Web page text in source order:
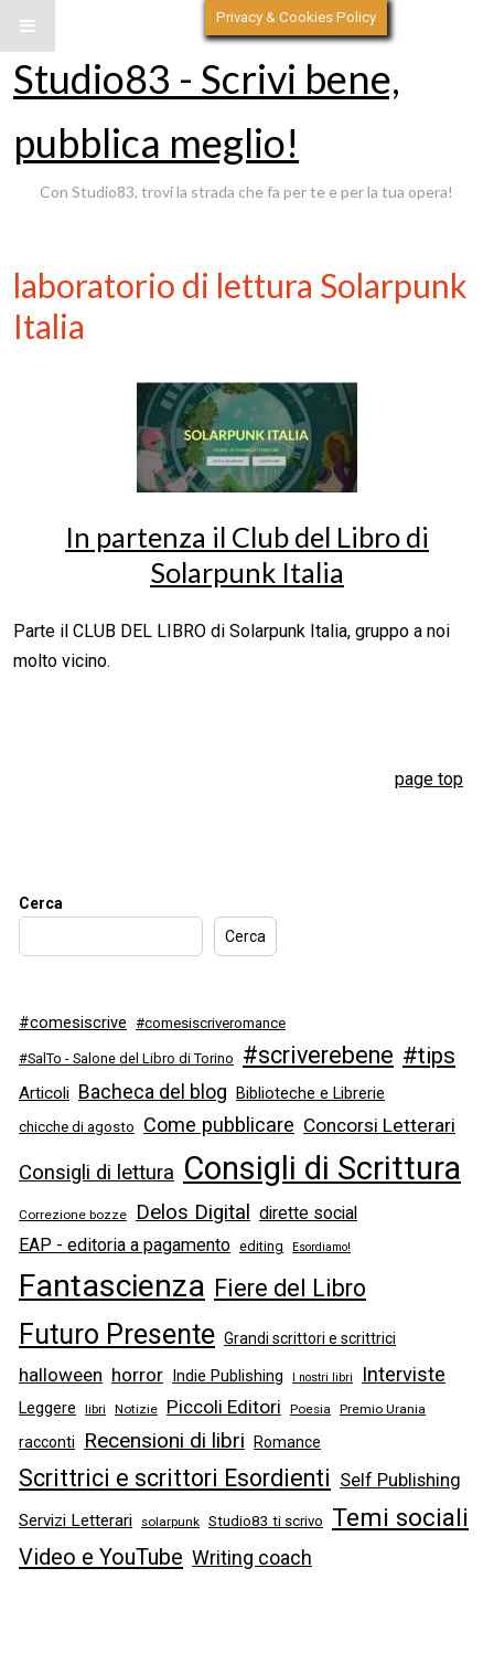
Studio83 - Scrivi bene,
pubblica meglio!
Con Studio83, trovi la strada che fa per te e per la tua opera!
laboratorio di lettura Solarpunk
Italia
In partenza il Club del Libro di
Solarpunk Italia
Parte il CLUB DEL LIBRO di Solarpunk Italia, gruppo a noi
molto vicino.
page top
Cerca
Cerca
#comesiscrive #comesiscriveromance
#SalTo - Salone del Libro di Torino #scriverebene #tips
Articoli Bacheca del blog Biblioteche e Librerie
chicche di agosto Come pubblicare Concorsi Letterari
Consigli di lettura Consigli di Scrittura
Correzione bozze Delos Digital
dirette social
EAP - editoria a pagamento editing Esordiamo!
Fantascienza Fiere del Libro
Futuro Presente Grandi scrittori e scrittrici
halloween horror Indie Publishing I nostri libri Interviste
Leggere libri Notizie Piccoli Editori Poesia Premio Urania
racconti Recensioni di libri Romance
Scrittrici e scrittori Esordienti Self Publishing
Servizi Letterari solarpunk Studio83 ti scrivo Temi sociali
Video e YouTube Writing coach
Privacy & Cookies Policy